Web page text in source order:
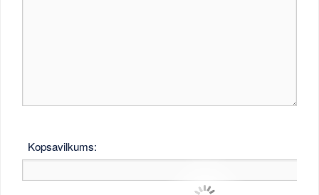
Kopsavilkums: